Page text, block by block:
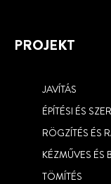
ONE
A
PROJEKT
JAVÍTÁS
ÉPÍTÉSI ÉS
RÖGZÍTÉS ÉS
KÉZMŰVES ÉS
TÖMÍTÉS